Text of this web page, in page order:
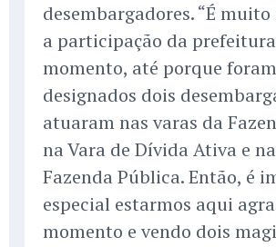
desembargadores. “É
a participação da prefeitura
momento, até porque
designados dois
atuaram nas varas da
na Vara de Dívida Ativa e
Fazenda Pública. Então, é
especial estarmos aqui
momento e vendo dois